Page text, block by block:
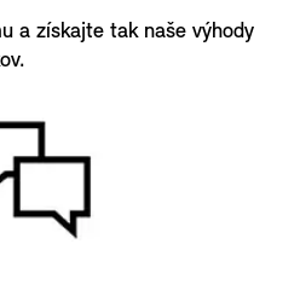
a získajte tak naše výhody